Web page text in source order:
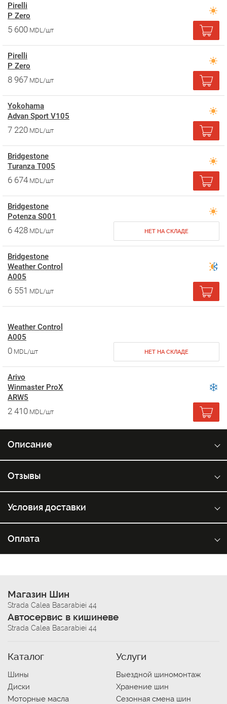
Pirelli
P Zero
5 600 MDL/шт
Pirelli
P Zero
8 967 MDL/шт
Yokohama
Advan Sport V105
7 220 MDL/шт
Bridgestone
Turanza T005
6 674 MDL/шт
Bridgestone
Potenza S001
6 428 MDL/шт НЕТ НА СКЛАДЕ
Bridgestone
Weather Control
A005
6 551 MDL/шт
Weather Control
A005
0 MDL/шт НЕТ НА СКЛАДЕ
Arivo
Winmaster ProX
ARW5
2 410 MDL/шт
Описание
Отзывы
Условия доставки
Оплата
Магазин Шин
Strada Calea Basarabiei 44
Автосервис в кишиневе
Strada Calea Basarabiei 44
Каталог
Шины
Диски
Моторные масла
Услуги
Выездной шиномонтаж
Хранение шин
Сезонная смена шин